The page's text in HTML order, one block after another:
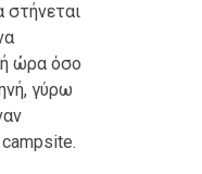
στήνεται
ώρα όσο
γύρω